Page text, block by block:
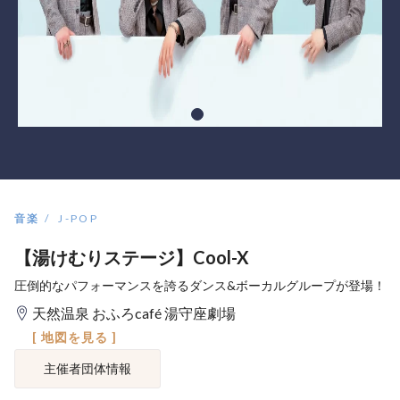
音楽 J-POP
【湯けむりステージ】Cool-X
圧倒的なパフォーマンスを誇るダンス&ボーカルグループが登場！
天然温泉 おふろcafé 湯守座劇場
[ 地図を見る ]
主催者団体情報